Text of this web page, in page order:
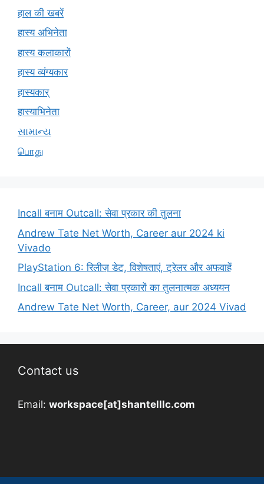
हाल की खबरें
हास्य अभिनेता
हास्य कलाकारों
हास्य व्यंग्यकार
हास्यकार्
हास्याभिनेता
સામાન્ય
பொது
Incall बनाम Outcall: सेवा प्रकार की तुलना
Andrew Tate Net Worth, Career aur 2024 ki
Vivado
PlayStation 6: रिलीज़ डेट, विशेषताएं, ट्रेलर और अफवाहें
Incall बनाम Outcall: सेवा प्रकारों का तुलनात्मक अध्ययन
Andrew Tate Net Worth, Career, aur 2024 Vivad
Contact us
Email: workspace[at]shantelllc.com